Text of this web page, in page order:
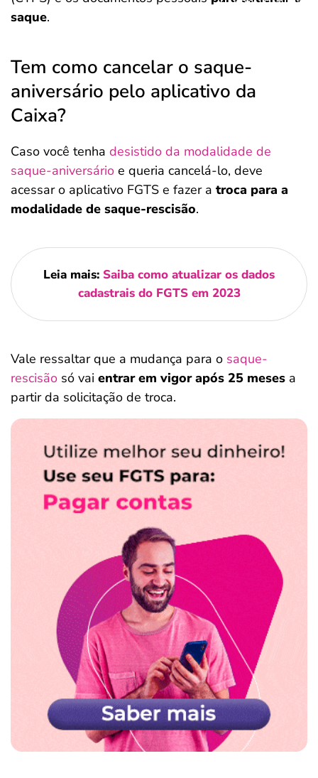
saque.
Tem como cancelar o saque-
aniversário pelo aplicativo da
Caixa?
Caso você tenha desistido da modalidade de
saque-aniversário e queria cancelá-lo, deve
acessar o aplicativo FGTS e fazer a troca para a
modalidade de saque-rescisão.
Leia mais: Saiba como atualizar os dados
cadastrais do FGTS em 2023
Vale ressaltar que a mudança para o saque-
rescisão só vai entrar em vigor após 25 meses a
partir da solicitação de troca.